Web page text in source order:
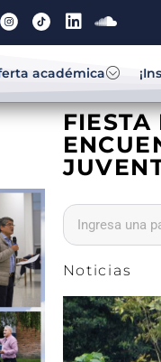
académica
Noticias